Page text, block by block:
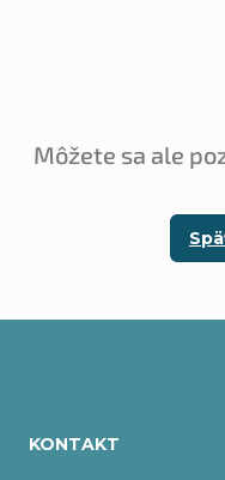
Môžete sa ale
KONTAKT